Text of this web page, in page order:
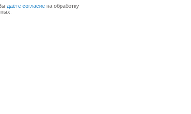
даёте согласие на обработку